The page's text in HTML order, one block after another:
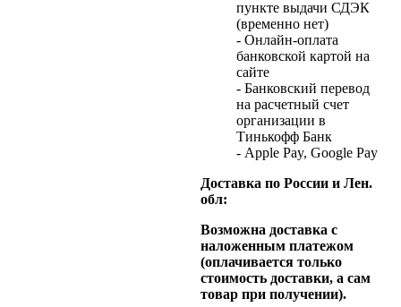
пункте выдачи СДЭК
(временно нет)
- Онлайн-оплата
банковской картой на
сайте
- Банковский перевод
на расчетный счет
организации в
Тинькофф Банк
- Apple Pay, Google Pay
Доставка по России и Лен.
обл:
Возможна доставка с
наложенным платежом
(оплачивается только
стоимость доставки, а сам
товар при получении).